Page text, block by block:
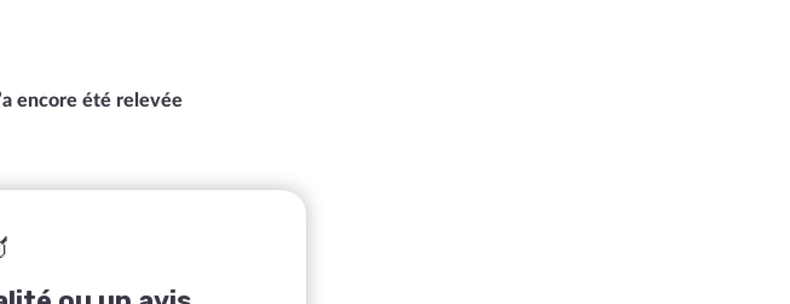
encore été relevée